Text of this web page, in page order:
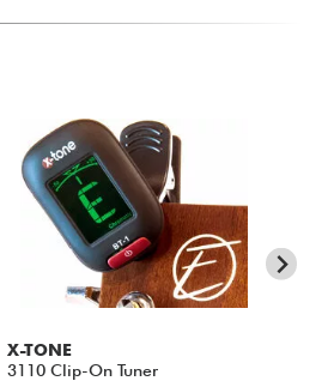
X-TONE
3110 Clip-On Tuner